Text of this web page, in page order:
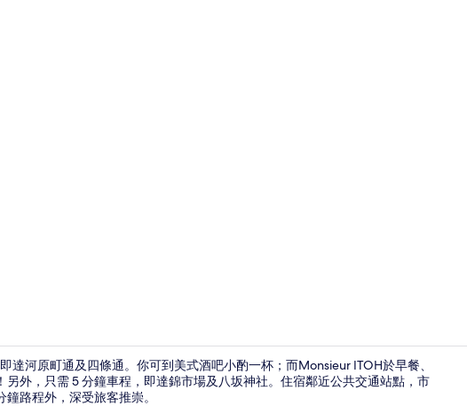
達河原町通及四條通。你可到美式酒吧小酌一杯；而Monsieur ITOH於早餐、
外，只需 5 分鐘車程，即達錦市場及八坂神社。住宿鄰近公共交通站點，市
路程外，深受旅客推崇。